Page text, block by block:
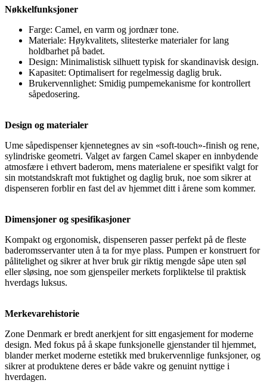
Nøkkelfunksjoner
Farge: Camel, en varm og jordnær tone.
Materiale: Høykvalitets, slitesterke materialer for lang
holdbarhet på badet.
Design: Minimalistisk silhuett typisk for skandinavisk design.
Kapasitet: Optimalisert for regelmessig daglig bruk.
Brukervennlighet: Smidig pumpemekanisme for kontrollert
såpedosering.
Design og materialer
Ume såpedispenser kjennetegnes av sin «soft-touch»-finish og rene,
sylindriske geometri. Valget av fargen Camel skaper en innbydende
atmosfære i ethvert baderom, mens materialene er spesifikt valgt for
sin motstandskraft mot fuktighet og daglig bruk, noe som sikrer at
dispenseren forblir en fast del av hjemmet ditt i årene som kommer.
Dimensjoner og spesifikasjoner
Kompakt og ergonomisk, dispenseren passer perfekt på de fleste
baderomsservanter uten å ta for mye plass. Pumpen er konstruert for
pålitelighet og sikrer at hver bruk gir riktig mengde såpe uten søl
eller sløsing, noe som gjenspeiler merkets forpliktelse til praktisk
hverdags luksus.
Merkevarehistorie
Zone Denmark er bredt anerkjent for sitt engasjement for moderne
design. Med fokus på å skape funksjonelle gjenstander til hjemmet,
blander merket moderne estetikk med brukervennlige funksjoner, og
sikrer at produktene deres er både vakre og genuint nyttige i
hverdagen.